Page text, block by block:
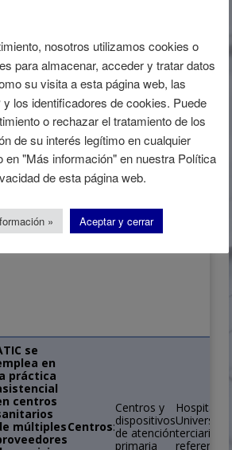
ejes se estructuras de forma
de abstracción:
se
en
práctica
centros
múltiplesCentros:
Centros y
dispositivos
de atención
primaria
Hospitales
terciarios
referencia
nosotros utilizamos cookies o
para almacenar, acceder y tratar datos
su visita a esta página web, las
los identificadores de cookies. Puede
o rechazar el tratamiento de los
de su interés legítimo en cualquier
en "Más información" en nuestra Política
de esta página web.
» Aceptar y cerrar